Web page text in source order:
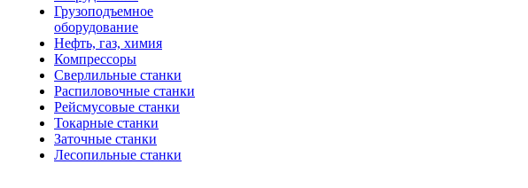
Грузоподъемное
оборудование
Нефть, газ, химия
Компрессоры
Сверлильные станки
Распиловочные станки
Рейсмусовые станки
Токарные станки
Заточные станки
Лесопильные станки